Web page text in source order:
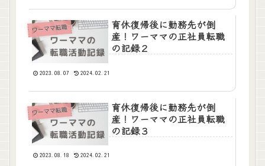
ワーママ転職
育休復帰後に勤務先が倒
産！ワーママの正社員転職
の記録２
2023.08.07 2024.02.21
ワーママ転職
育休復帰後に勤務先が倒
産！ワーママの正社員転職
の記録３
2023.08.18 2024.02.21